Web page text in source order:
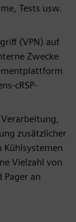
Tests usw.
(VPN) auf
Zwecke
cRSP-
zusätzlicher
Kühlsystemen
Vielzahl von
Pager an